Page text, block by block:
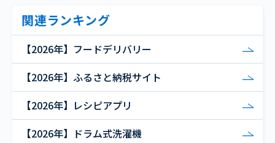
関連ランキング
【2026年】フードデリバリー
【2026年】ふるさと納税サイト
【2026年】レシピアプリ
【2026年】ドラム式洗濯機